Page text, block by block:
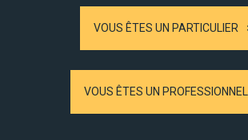
VOUS ÊTES UN PARTICULIER
VOUS ÊTES UN PROFESSIONNEL